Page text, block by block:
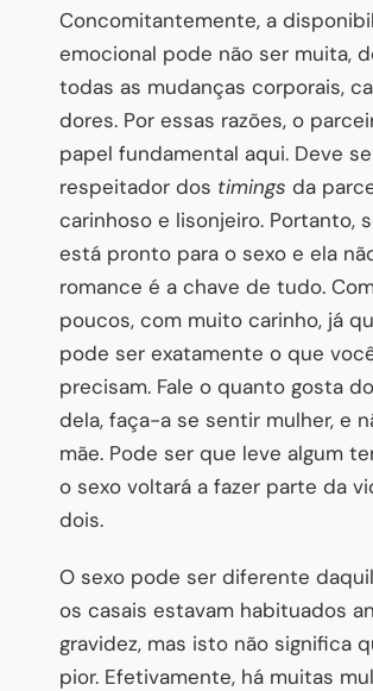
Concomitantemente, a
emocional pode não ser muita,
todas as mudanças corporais,
dores. Por essas razões, o
papel fundamental aqui. Deve
respeitador dos timings da
carinhoso e lisonjeiro. Portanto,
está pronto para o sexo e ela
romance é a chave de tudo.
poucos, com muito carinho, já
pode ser exatamente o que
precisam. Fale o quanto gosta
dela, faça-a se sentir mulher, e
mãe. Pode ser que leve algum
o sexo voltará a fazer parte da
dois.
O sexo pode ser diferente
os casais estavam habituados
gravidez, mas isto não significa
pior. Efetivamente, há muitas